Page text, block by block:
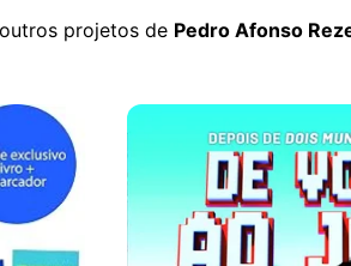
projetos de Pedro Afonso